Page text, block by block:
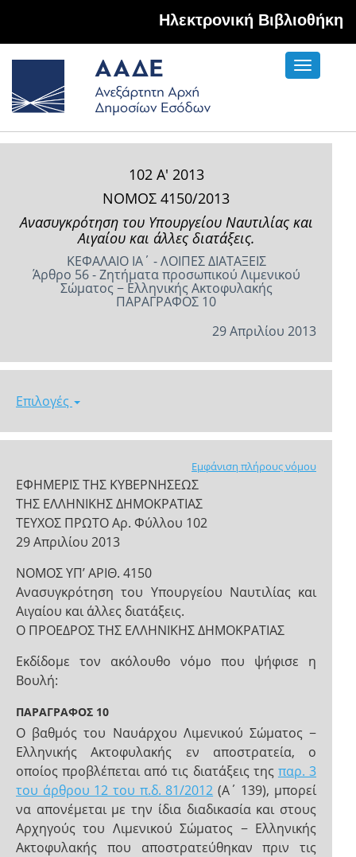
Hλεκτρονική Βιβλιοθήκη
Toggle
102 Α' 2013
ΝΟΜΟΣ 4150/2013
Ανασυγκρότηση του Υπουργείου Ναυτιλίας και
Αιγαίου και άλλες διατάξεις.
ΚΕΦΑΛΑΙΟ ΙΑ΄ - ΛΟΙΠΕΣ ΔΙΑΤΑΞΕΙΣ
Άρθρο 56 - Ζητήματα προσωπικού Λιμενικού
Σώματος − Ελληνικής Ακτοφυλακής
ΠΑΡΑΓΡΑΦΟΣ 10
29 Απριλίου 2013
Επιλογές
Εμφάνιση πλήρους νόμου
ΕΦΗΜΕΡΙΣ ΤΗΣ ΚΥΒΕΡΝΗΣΕΩΣ
ΤΗΣ ΕΛΛΗΝΙΚΗΣ ΔΗΜΟΚΡΑΤΙΑΣ
ΤΕΥΧΟΣ ΠΡΩΤΟ Αρ. Φύλλου 102
29 Απριλίου 2013
ΝΟΜΟΣ ΥΠ’ ΑΡΙΘ. 4150
Ανασυγκρότηση του Υπουργείου Ναυτιλίας και
Αιγαίου και άλλες διατάξεις.
Ο ΠΡΟΕΔΡΟΣ ΤΗΣ ΕΛΛΗΝΙΚΗΣ ΔΗΜΟΚΡΑΤΙΑΣ
Εκδίδομε τον ακόλουθο νόμο που ψήφισε η
Βουλή:
ΠΑΡΑΓΡΑΦΟΣ 10
Ο βαθμός του Ναυάρχου Λιμενικού Σώματος −
Ελληνικής Ακτοφυλακής εν αποστρατεία, o
οποίος προβλέπεται από τις διατάξεις της παρ. 3
του άρθρου 12 του π.δ. 81/2012 (Α΄ 139), μπορεί
να απονέμεται με την ίδια διαδικασία και στους
Αρχηγούς του Λιμενικού Σώματος − Ελληνικής
Ακτοφυλακής που αποστρατεύθηκαν πριν τις